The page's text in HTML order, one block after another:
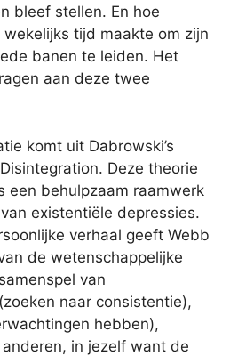
bleef stellen. En hoe
tijd maakte om zijn
banen te leiden. Het
aan deze twee
komt uit Dabrowski’s
Deze theorie
een behulpzaam raamwerk
existentiële depressies.
verhaal geeft Webb
de wetenschappelijke
van
naar consistentie),
hebben),
in jezelf want de